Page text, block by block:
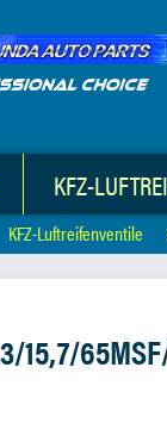
KFZ-
KFZ-Luftreifenventile
15,7/